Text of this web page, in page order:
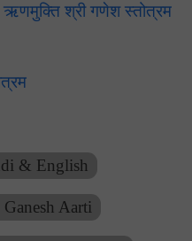
ऋणमुक्ति श्री गणेश स्तोत्रम
& English
Aarti